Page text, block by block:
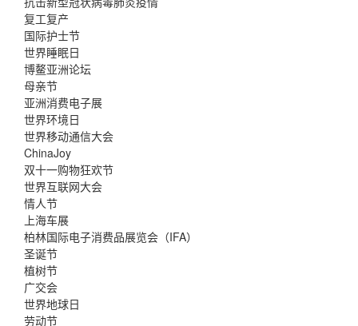
复工复产
国际护士节
世界睡眠日
博鳌亚洲论坛
母亲节
亚洲消费电子展
世界环境日
世界移动通信大会
ChinaJoy
双十一购物狂欢节
世界互联网大会
情人节
上海车展
柏林国际电子消费品展览会（IFA）
圣诞节
植树节
广交会
世界地球日
劳动节